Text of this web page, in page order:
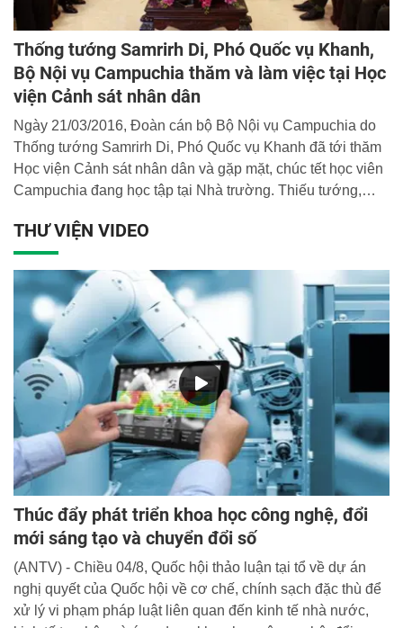
Thống tướng Samrirh Di, Phó Quốc vụ Khanh,
Bộ Nội vụ Campuchia thăm và làm việc tại Học
viện Cảnh sát nhân dân
Ngày 21/03/2016, Đoàn cán bộ Bộ Nội vụ Campuchia do
Thống tướng Samrirh Di, Phó Quốc vụ Khanh đã tới thăm
Học viện Cảnh sát nhân dân và gặp mặt, chúc tết học viên
Campuchia đang học tập tại Nhà trường. Thiếu tướng,
và làm việc cùng Đoàn.
THƯ VIỆN VIDEO
Thúc đẩy phát triển khoa học công nghệ, đổi
mới sáng tạo và chuyển đổi số
(ANTV) - Chiều 04/8, Quốc hội thảo luận tại tổ về dự án
nghị quyết của Quốc hội về cơ chế, chính sạch đặc thù để
xử lý vi phạm pháp luật liên quan đến kinh tế nhà nước,